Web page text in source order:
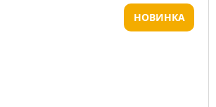
НОВИНКА